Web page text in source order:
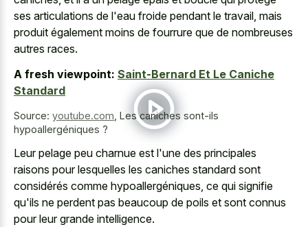
ses articulations de l'eau froide pendant le travail, mais
produit également moins de fourrure que de nombreuses
autres races.
A fresh viewpoint: Saint-Bernard Et Le Caniche
Standard
Source: youtube.com Les caniches sont-ils
hypoallergéniques ?
Leur pelage peu charnue est l'une des principales
raisons pour lesquelles les caniches standard sont
considérés comme hypoallergéniques, ce qui signifie
qu'ils ne perdent pas beaucoup de poils et sont connus
pour leur grande intelligence.